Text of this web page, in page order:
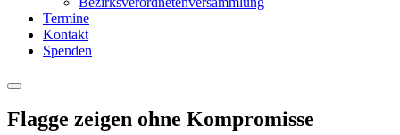
Termine
Kontakt
Spenden
Menu
Flagge zeigen ohne Kompromisse